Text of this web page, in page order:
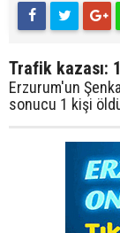
Trafik kazası:
Erzurum'un
sonucu 1 kişi